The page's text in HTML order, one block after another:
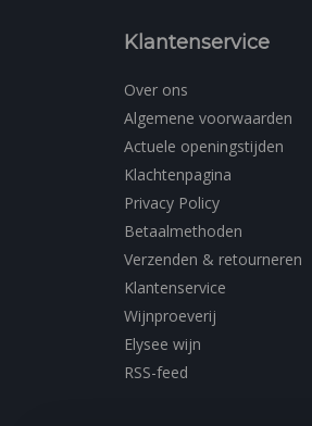
Klantenservice
Over ons
Algemene voorwaarden
Actuele openingstijden
Klachtenpagina
Privacy Policy
Betaalmethoden
Verzenden & retourneren
Klantenservice
Wijnproeverij
Elysee wijn
RSS-feed